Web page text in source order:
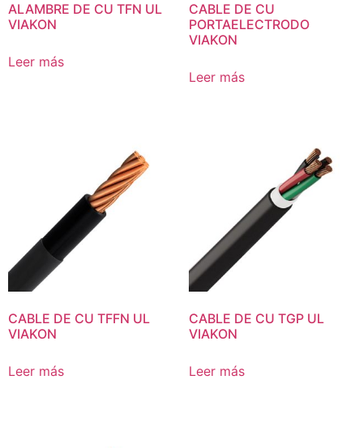
ALAMBRE DE CU TFN UL
VIAKON
Leer más
CABLE DE CU
PORTAELECTRODO
VIAKON
Leer más
CABLE DE CU TFFN UL
VIAKON
Leer más
CABLE DE CU TGP UL
VIAKON
Leer más